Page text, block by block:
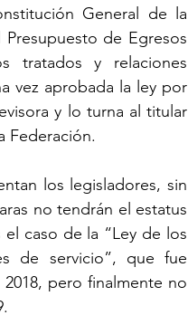
General de la
de Egresos
tratados y relaciones
vez aprobada la ley por
y lo turna al titular
Federación.
los legisladores, sin
no tendrán el estatus
caso de la “Ley de los
de servicio”, que fue
pero finalmente no